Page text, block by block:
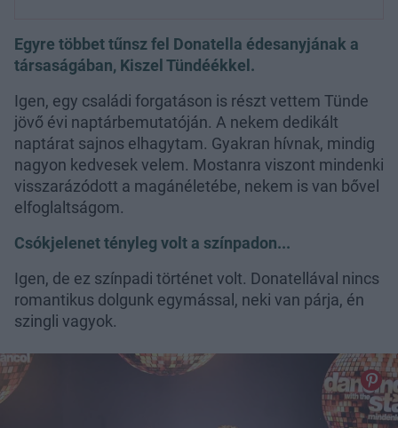
Egyre többet tűnsz fel Donatella édesanyjának a
társaságában, Kiszel Tündéékkel.
Igen, egy családi forgatáson is részt vettem Tünde
jövő évi naptárbemutatóján. A nekem dedikált
naptárat sajnos elhagytam. Gyakran hívnak, mindig
nagyon kedvesek velem. Mostanra viszont mindenki
visszarázódott a magánéletébe, nekem is van bővel
elfoglaltságom.
Csókjelenet tényleg volt a színpadon...
Igen, de ez színpadi történet volt. Donatellával nincs
romantikus dolgunk egymással, neki van párja, én
szingli vagyok.